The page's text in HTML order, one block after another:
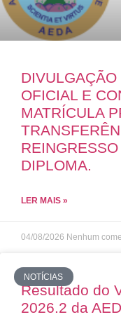
DIVULGAÇÃO
OFICIAL E
MATRÍCULA
DIPLOMA.
LER MAIS »
04/08/2026 Nenhum
NOTÍCIAS
Resultado do
2026.2 da